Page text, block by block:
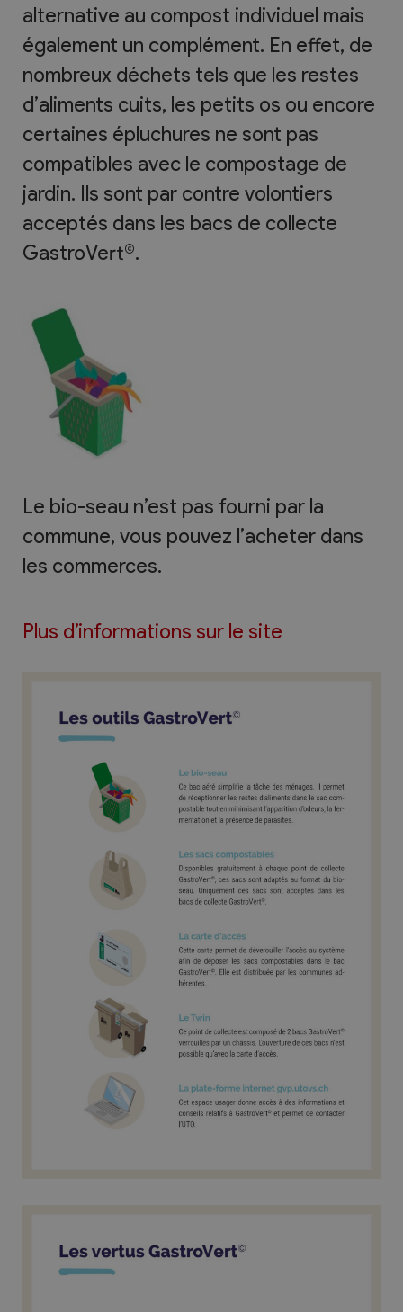
alternative au compost individuel mais
également un complément. En effet, de
nombreux déchets tels que les restes
d’aliments cuits, les petits os ou encore
certaines épluchures ne sont pas
compatibles avec le compostage de
jardin. Ils sont par contre volontiers
acceptés dans les bacs de collecte
GastroVert©.
Le bio-seau n’est pas fourni par la
commune, vous pouvez l’acheter dans
les commerces.
Plus d’informations sur le site